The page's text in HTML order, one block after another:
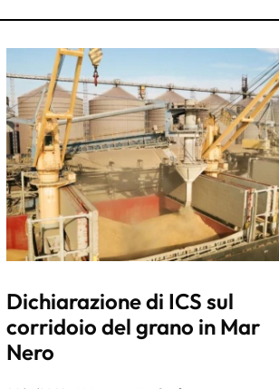
Dichiarazione di ICS sul
corridoio del grano in Mar
Nero